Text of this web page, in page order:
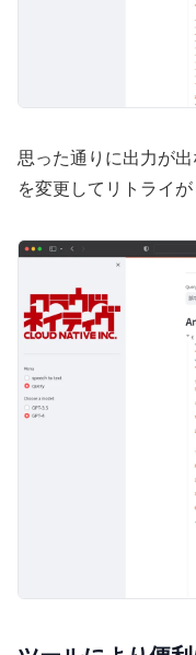
思った通りに出力が
を変更してリトライが